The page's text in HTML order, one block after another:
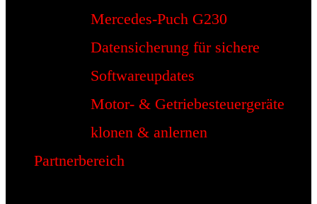
Mercedes-Puch G230
Datensicherung für sichere
Softwareupdates
Motor- & Getriebesteuergeräte
klonen & anlernen
Partnerbereich